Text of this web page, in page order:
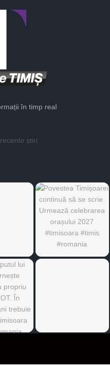
în timp real
știri